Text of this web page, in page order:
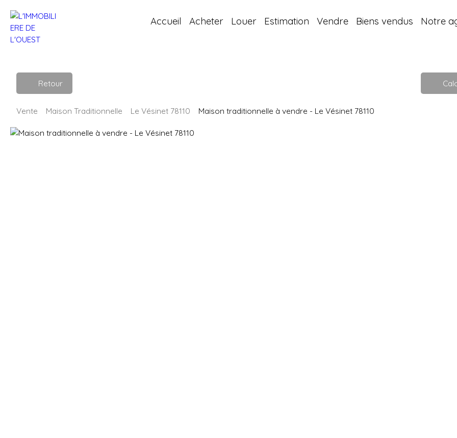
Accueil Acheter Louer Estimation Vendre Biens vendus Notre
Retour
Vente Maison Traditionnelle Le Vésinet 78110 Maison traditionnelle à vendre - Le Vésinet 78110